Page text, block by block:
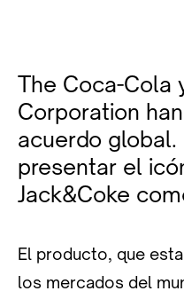
The Coca-Cola
Corporation
acuerdo
presentar el
Jack&Coke
El producto, que
los mercados del